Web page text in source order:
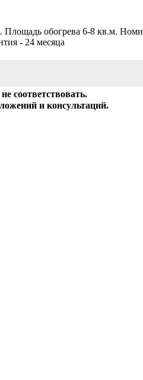
обогрева 6-8 кв.м.
- 24 месяца
не соответствовать.
и консультаций.